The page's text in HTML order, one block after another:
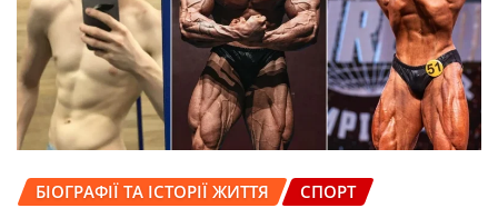
БІОГРАФІЇ ТА ІСТОРІЇ ЖИТТЯ СПОРТ